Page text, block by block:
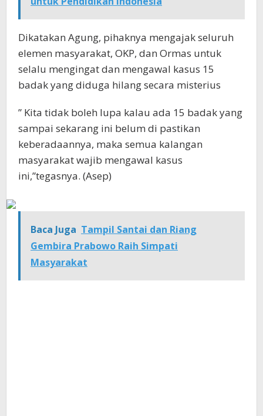
Dikatakan Agung, pihaknya mengajak seluruh
elemen masyarakat, OKP, dan Ormas untuk
selalu mengingat dan mengawal kasus 15
badak yang diduga hilang secara misterius
” Kita tidak boleh lupa kalau ada 15 badak yang
sampai sekarang ini belum di pastikan
keberadaannya, maka semua kalangan
masyarakat wajib mengawal kasus
ini,”tegasnya. (Asep)
Baca Juga Tampil Santai dan Riang
Gembira Prabowo Raih Simpati
Masyarakat